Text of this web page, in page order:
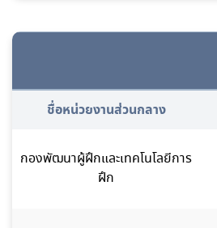
ชื่อหน่วยงานส่วนกลาง
กองพัฒนาผู้ฝึกและเทคโนโลยีการ
ฝึก